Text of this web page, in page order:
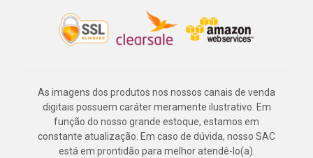
As imagens dos produtos nos nossos canais de venda
digitais possuem caráter meramente ilustrativo. Em
função do nosso grande estoque, estamos em
constante atualização. Em caso de dúvida, nosso SAC
está em prontidão para melhor atendê-lo(a).